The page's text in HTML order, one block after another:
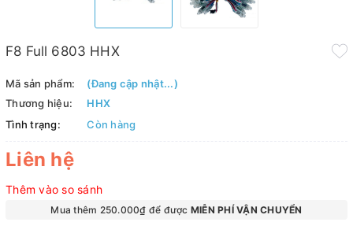
F8 Full 6803 HHX
Mã sản phẩm:
(Đang cập nhật...)
Thương hiệu:
HHX
Tình trạng:
Còn hàng
Liên hệ
Thêm vào so sánh
Mua thêm 250.000₫ để được MIỄN PHÍ VẬN CHUYỂN